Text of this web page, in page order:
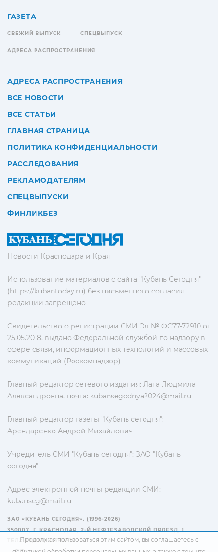
Новости Краснодара и Края
Использование материалов с сайта "Кубань Сегодня"
(https://kubantoday.ru) без письменного согласия
редакции запрещено
Свидетельство о регистрации СМИ Эл № ФС77-72910 от
25.05.2018, выдано Федеральной службой по надзору в
сфере связи, информационных технологий и массовых
коммуникаций (Роскомнадзор)
Главный редактор сетевого издания: Лата Людмила
Александровна, почта: kubansegodnya2024@mail.ru
Главный редактор газеты "Кубань сегодня":
Арендаренко Андрей Михайлович
Учредитель СМИ "Кубань сегодня": ЗАО "Кубань
сегодня"
Адрес электронной почты редакции СМИ:
kubanseg@mail.ru
ГАЗЕТА
СВЕЖИЙ ВЫПУСК СПЕЦВЫПУСК
АДРЕСА РАСПРОСТРАНЕНИЯ
АДРЕСА РАСПРОСТРАНЕНИЯ
ВСЕ НОВОСТИ
ВСЕ СТАТЬИ
ГЛАВНАЯ СТРАНИЦА
ПОЛИТИКА КОНФИДЕНЦИАЛЬНОСТИ
РАССЛЕДОВАНИЯ
РЕКЛАМОДАТЕЛЯМ
СПЕЦВЫПУСКИ
ФИНЛИКБЕЗ
ЗАО «КУБАНЬ СЕГОДНЯ». (1996-2026)
350007, Г. КРАСНОДАР, 2-Й НЕФТЕЗАВОДСКОЙ ПРОЕЗД, 1
ТЕЛ.: +7(861) 267-15-15
Продолжая пользоваться этим сайтом, вы соглашаетесь с